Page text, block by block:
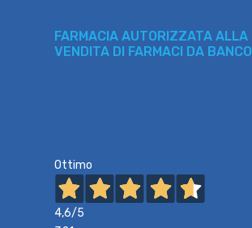
FARMACIA AUTORIZZATA ALLA
VENDITA DI FARMACI DA BANCO
Ottimo
4,6/5